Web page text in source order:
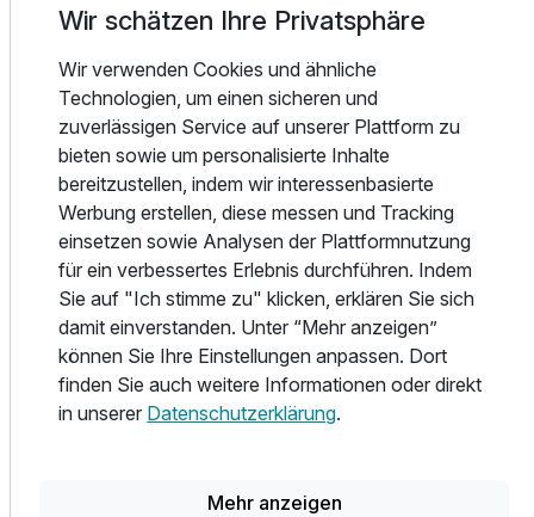
Ausstattung
Zusatznächte
Für 8 Tage p.P. ab1.323,00 €
Suite/n
Das Hotel Burgunderhof -ADULTS ONLY- in Hagnau ist
ein Hotel, Weingut und Brennerei inmitten der malerischen
Landschaft um Hagnau.
Die Unterkunft ist zu 100 % klimaneutral und bietet einen
unvergleichlichen Panoramablick in einer ruhigen
Umgebung sowie zuverlässiges Highspeed-WLAN und ein
solarbeheiztes Sportschwimmbecken.
Die stilvollen Nichtraucherzimmer im Burgunderhof
verfügen über einen Balkon oder eine Terrasse, Sat-TV
und einen kleinen Kühlschrank. Alle Zimmer verfügen über
ein modernes Bad mit offenem Schnitt und kostenfreie
Handtücher, die Sie am Pool nutzen können.
Das Hotel Burgunderhof bietet ein reichhaltiges Frühstück
und lädt zum Verweilen mit einer Flasche Bio-Wein aus
Einrichtungen liegt 10 Gehminuten vom Hotel entfernt.
Wir schätzen Ihre Privatsphäre
Wir verwenden Cookies und ähnliche
Technologien, um einen sicheren und
zuverlässigen Service auf unserer Plattform zu
bieten sowie um personalisierte Inhalte
bereitzustellen, indem wir interessenbasierte
Werbung erstellen, diese messen und Tracking
einsetzen sowie Analysen der Plattformnutzung
für ein verbessertes Erlebnis durchführen. Indem
Sie auf "Ich stimme zu" klicken, erklären Sie sich
damit einverstanden. Unter “Mehr anzeigen”
können Sie Ihre Einstellungen anpassen. Dort
finden Sie auch weitere Informationen oder direkt
in unserer Datenschutzerklärung.
Mehr anzeigen